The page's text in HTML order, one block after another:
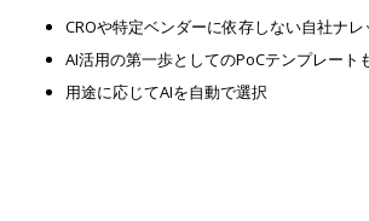
CROや特定ベンダーに依存しない自社ナ
AI活用の第一歩としてのPoCテンプレート
用途に応じてAIを自動で選択